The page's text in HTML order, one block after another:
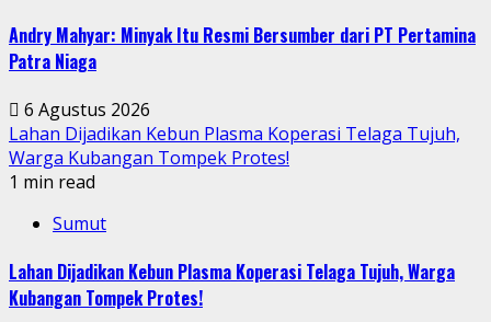
Andry Mahyar: Minyak Itu Resmi Bersumber dari PT Pertamina
Patra Niaga
6 Agustus 2026
Lahan Dijadikan Kebun Plasma Koperasi Telaga Tujuh,
Warga Kubangan Tompek Protes!
1 min read
Sumut
Lahan Dijadikan Kebun Plasma Koperasi Telaga Tujuh, Warga
Kubangan Tompek Protes!